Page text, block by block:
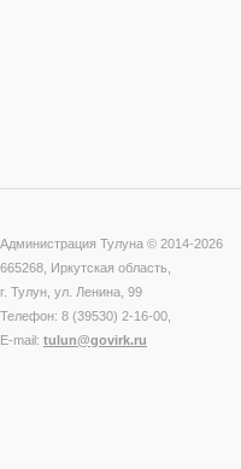
Администрация Тулуна © 2014-2026
665268, Иркутская область,
г. Тулун, ул. Ленина, 99
Телефон: 8 (39530) 2-16-00,
E-mail: tulun@govirk.ru